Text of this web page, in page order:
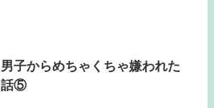
男子からめちゃくちゃ嫌われた
話⑤